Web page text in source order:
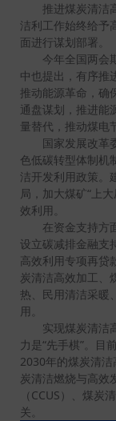
推进煤炭清洁
洁利工作始终给予
面进行谋划部署。
今年全国两会
中也提出，有序推
推动能源革命，确
通盘谋划，推进能
量替代，推动煤电
国家发展改革
色低碳转型体制机
洁开发利用政策。
局，加大煤矿“上
效利用。
在资金支持方
设立碳减排金融支
高效利用专项再贷
炭清洁高效加工、
热、民用清洁采暖
用。
实现煤炭清洁
力是“先手棋”。目
2030年的煤炭清
炭清洁燃烧与高效
（CCUS）、煤炭
关。